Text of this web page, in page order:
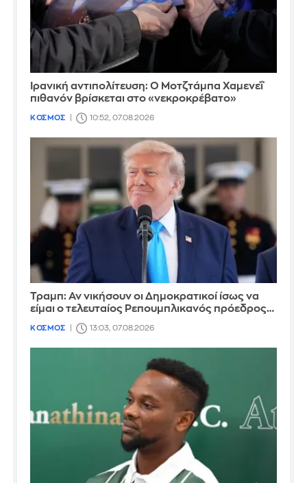
Ιρανική αντιπολίτευση: Ο Μοτζτάμπα Χαμενεΐ
πιθανόν βρίσκεται στο «νεκροκρέβατο»
ΚΟΣΜΟΣ 10:52, 07.08.2026
Τραμπ: Αν νικήσουν οι Δημοκρατικοί ίσως να
είμαι ο τελευταίος Ρεπουμπλικανός πρόεδρος…
ΚΟΣΜΟΣ 13:03, 07.08.2026